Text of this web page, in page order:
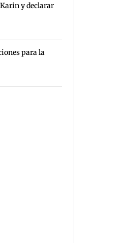
y declarar
para la